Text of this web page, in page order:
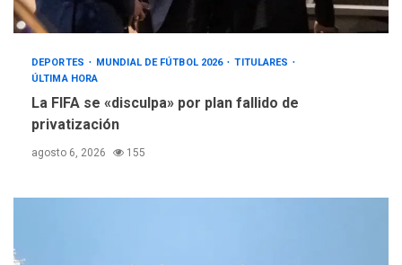
DEPORTES MUNDIAL DE FÚTBOL 2026
TITULARES
ÚLTIMA HORA
La FIFA se «disculpa» por plan fallido de
privatización
agosto 6, 2026 155